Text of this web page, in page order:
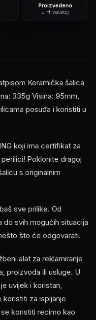
Proizvedeno
u Hrvatskoj
Keramička šalica
335g Visina: 95mm,
posuđa i koristiti u
koji ima certifikat za
Poklonite dragoj
s originalnim
sve prilike. Od
do svih mogućih situacija
što će odgovarati.
alat za reklamiranje
proizvoda ili usluge. U
uvijek i koristan,
za ispijanje
koristiti recimo kao